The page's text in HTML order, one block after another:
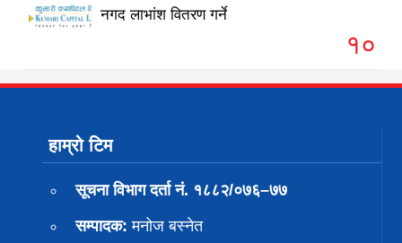
नगद लाभांश वितरण गर्ने
१०
हाम्रो टिम
सूचना विभाग दर्ता नं. १८८२/०७६–७७
सम्पादक: मनोज बस्नेत